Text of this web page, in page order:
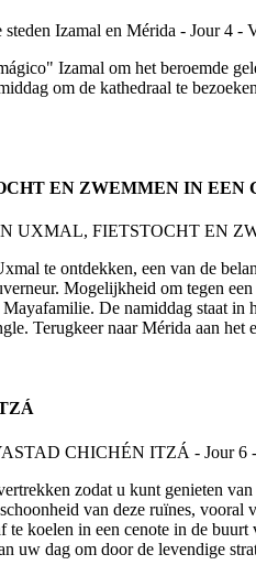
Izamal om het beroemde
om de kathedraal te
EN ZWEMMEN IN EEN
te ontdekken, een van de
Mogelijkheid om tegen
De namiddag staat in
Terugkeer naar Mérida aan het
zodat u kunt genieten
van deze ruïnes,
koelen in een cenote in de
uw dag om door de levendige